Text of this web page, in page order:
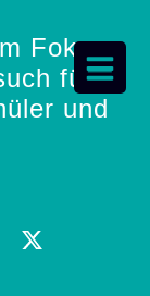
Fokus
für
und